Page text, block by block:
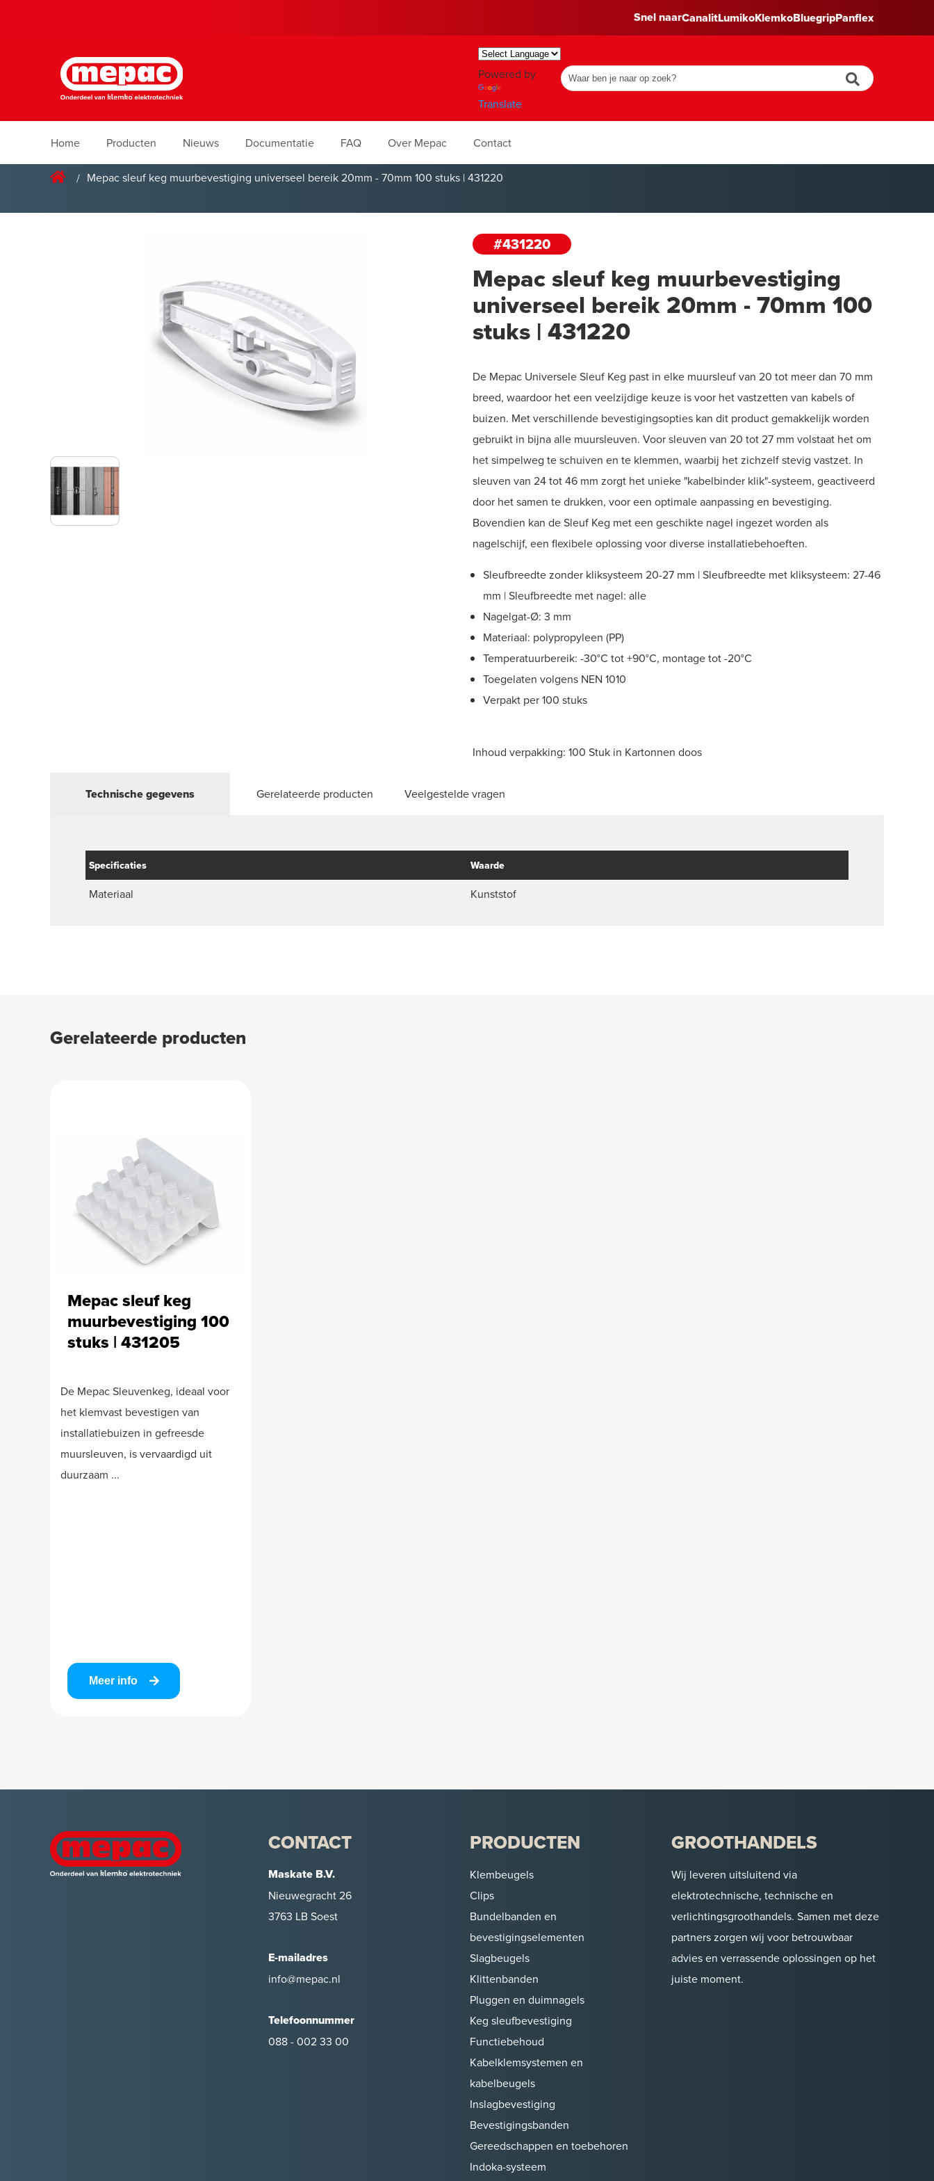
Snel naarCanalitLumikoKlemkoBluegripPanflex
Powered by
Translate
Home Producten Nieuws Documentatie FAQ Over Mepac Contact
Mepac sleuf keg muurbevestiging universeel bereik 20mm - 70mm 100 stuks | 431220
#431220
Mepac sleuf keg muurbevestiging
universeel bereik 20mm - 70mm 100
stuks | 431220
De Mepac Universele Sleuf Keg past in elke muursleuf van 20 tot meer dan 70 mm
breed, waardoor het een veelzijdige keuze is voor het vastzetten van kabels of
buizen. Met verschillende bevestigingsopties kan dit product gemakkelijk worden
gebruikt in bijna alle muursleuven. Voor sleuven van 20 tot 27 mm volstaat het om
het simpelweg te schuiven en te klemmen, waarbij het zichzelf stevig vastzet. In
sleuven van 24 tot 46 mm zorgt het unieke "kabelbinder klik"-systeem, geactiveerd
door het samen te drukken, voor een optimale aanpassing en bevestiging.
Bovendien kan de Sleuf Keg met een geschikte nagel ingezet worden als
nagelschijf, een flexibele oplossing voor diverse installatiebehoeften.
Sleufbreedte zonder kliksysteem 20-27 mm | Sleufbreedte met kliksysteem: 27-46
mm | Sleufbreedte met nagel: alle
Nagelgat-Ø: 3 mm
Materiaal: polypropyleen (PP)
Temperatuurbereik: -30°C tot +90°C, montage tot -20°C
Toegelaten volgens NEN 1010
Verpakt per 100 stuks
Inhoud verpakking: 100 Stuk in Kartonnen doos
Technische gegevens Gerelateerde producten Veelgestelde vragen
Specificaties Waarde
Materiaal Kunststof
Gerelateerde producten
Mepac sleuf keg
muurbevestiging 100
stuks | 431205
De Mepac Sleuvenkeg, ideaal voor
het klemvast bevestigen van
installatiebuizen in gefreesde
muursleuven, is vervaardigd uit
duurzaam ...
Meer info
CONTACT
Maskate B.V.
Nieuwegracht 26
3763 LB Soest
E-mailadres
info@mepac.nl
Telefoonnummer
088 - 002 33 00
PRODUCTEN
Klembeugels
Clips
Bundelbanden en
bevestigingselementen
Slagbeugels
Klittenbanden
Pluggen en duimnagels
Keg sleufbevestiging
Functiebehoud
Kabelklemsystemen en
kabelbeugels
Inslagbevestiging
Bevestigingsbanden
Gereedschappen en toebehoren
Indoka-systeem
GROOTHANDELS
Wij leveren uitsluitend via
elektrotechnische, technische en
verlichtingsgroothandels. Samen met deze
partners zorgen wij voor betrouwbaar
advies en verrassende oplossingen op het
juiste moment.